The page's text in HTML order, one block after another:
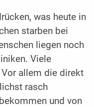
was heute in
starben bei
liegen noch
Viele
allem die direkt
rasch
und von